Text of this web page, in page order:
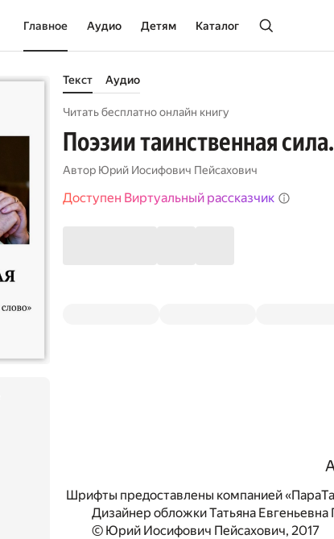
Главное Аудио Детям Каталог
Текст Аудио
Читать бесплатно онлайн книгу
Поэзии таинственная
Автор Юрий Иосифович Пейсахович
Доступен Виртуальный рассказчик
Шрифты предоставлены компанией
Дизайнер обложки Татьяна
© Юрий Иосифович Пейсахович, 2017